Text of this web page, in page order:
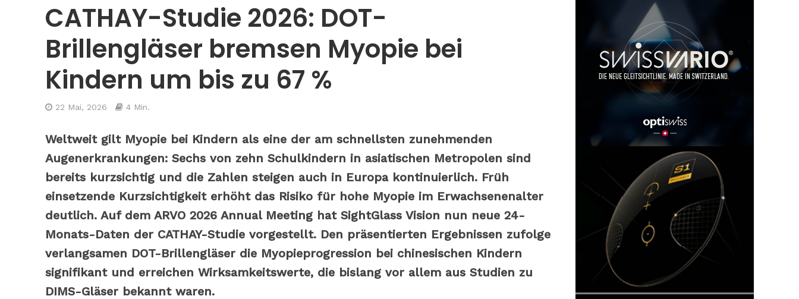
CATHAY-Studie 2026: DOT-
Brillengläser bremsen Myopie bei
Kindern um bis zu 67 %
22 Mai, 2026 4 Min.
Weltweit gilt Myopie bei Kindern als eine der am schnellsten zunehmenden
Augenerkrankungen: Sechs von zehn Schulkindern in asiatischen Metropolen sind
bereits kurzsichtig und die Zahlen steigen auch in Europa kontinuierlich. Früh
einsetzende Kurzsichtigkeit erhöht das Risiko für hohe Myopie im Erwachsenenalter
deutlich. Auf dem ARVO 2026 Annual Meeting hat SightGlass Vision nun neue 24-
Monats-Daten der CATHAY-Studie vorgestellt. Den präsentierten Ergebnissen zufolge
verlangsamen DOT-Brillengläser die Myopieprogression bei chinesischen Kindern
signifikant und erreichen Wirksamkeitswerte, die bislang vor allem aus Studien zu
DIMS-Gläser bekannt waren.